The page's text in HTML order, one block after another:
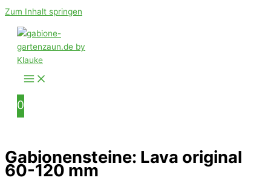
Zum Inhalt springen
0
Gabionensteine: Lava original
60-120 mm